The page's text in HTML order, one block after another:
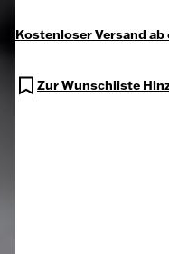
Kostenloser Versand
Zur Wunschliste